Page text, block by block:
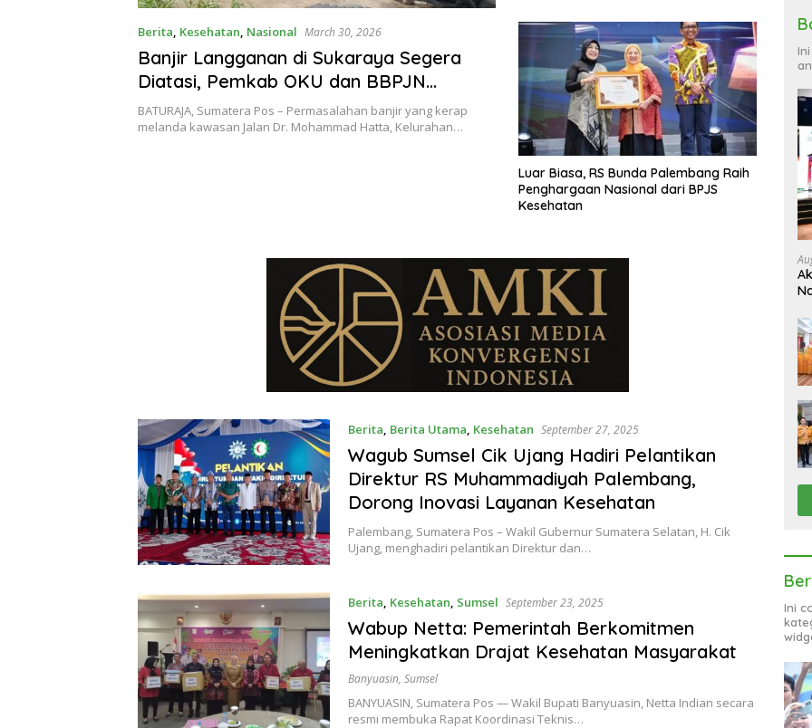
Berita, Kesehatan, Nasional March 30, 2026
Banjir Langganan di Sukaraya Segera
Diatasi, Pemkab OKU dan BBPJN
Siapkan Box Culvert Baru
BATURAJA, Sumatera Pos – Permasalahan banjir yang kerap
melanda kawasan Jalan Dr. Mohammad Hatta, Kelurahan…
Luar Biasa, RS Bunda Palembang Raih
Penghargaan Nasional dari BPJS
Kesehatan
Berita, Berita Utama, Kesehatan September 27, 2025
Wagub Sumsel Cik Ujang Hadiri Pelantikan
Direktur RS Muhammadiyah Palembang,
Dorong Inovasi Layanan Kesehatan
Palembang, Sumatera Pos – Wakil Gubernur Sumatera Selatan, H. Cik
Ujang, menghadiri pelantikan Direktur dan…
Berita, Kesehatan, Sumsel September 23, 2025
Wabup Netta: Pemerintah Berkomitmen
Meningkatkan Drajat Kesehatan Masyarakat
Banyuasin, Sumsel
BANYUASIN, Sumatera Pos — Wakil Bupati Banyuasin, Netta Indian secara
resmi membuka Rapat Koordinasi Teknis…
Ini